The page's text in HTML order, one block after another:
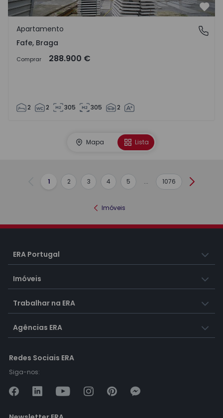
Fafe, Braga
Apartamento
Fafe, Braga
Comprar 288.900 €
2 2 305 305 2
Mapa Lista
Anterior
1 2 3 4 5 ... 1076
Imóveis
ERA Portugal
Imóveis
Trabalhar na ERA
Agências ERA
Redes Sociais ERA
Siga-nos: